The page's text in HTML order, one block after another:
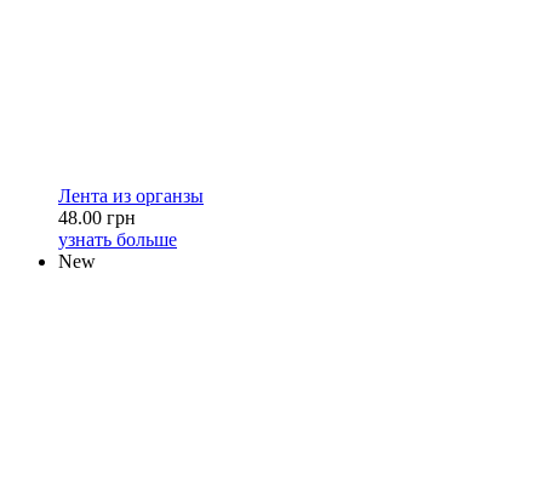
Лента из органзы
48.00 грн
узнать больше
New